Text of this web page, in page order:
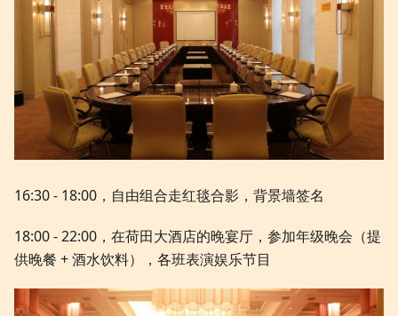
16:30 - 18:00，自由组合走红毯合影，背景墙签名
18:00 - 22:00，在荷田大酒店的晚宴厅，参加年级晚会（提
供晚餐 + 酒水饮料），各班表演娱乐节目